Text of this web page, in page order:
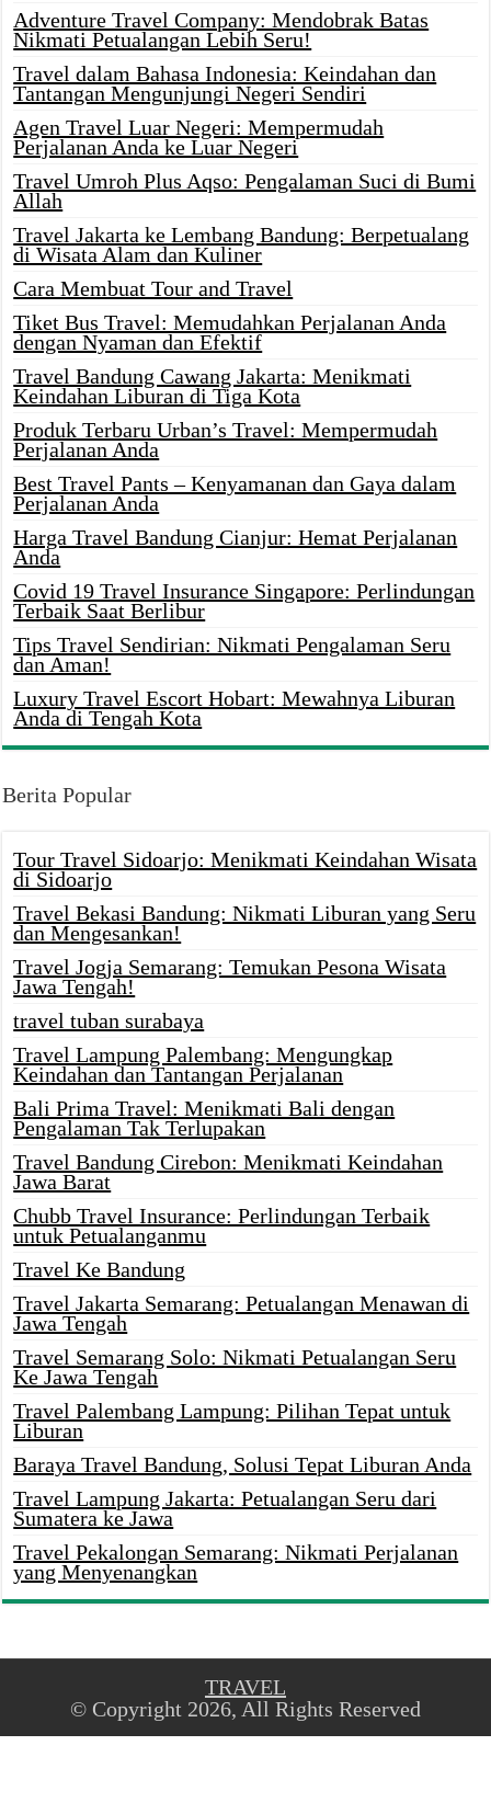
Adventure Travel Company: Mendobrak Batas
Nikmati Petualangan Lebih Seru!
Travel dalam Bahasa Indonesia: Keindahan dan
Tantangan Mengunjungi Negeri Sendiri
Agen Travel Luar Negeri: Mempermudah
Perjalanan Anda ke Luar Negeri
Travel Umroh Plus Aqso: Pengalaman Suci di Bumi
Allah
Travel Jakarta ke Lembang Bandung: Berpetualang
di Wisata Alam dan Kuliner
Cara Membuat Tour and Travel
Tiket Bus Travel: Memudahkan Perjalanan Anda
dengan Nyaman dan Efektif
Travel Bandung Cawang Jakarta: Menikmati
Keindahan Liburan di Tiga Kota
Produk Terbaru Urban’s Travel: Mempermudah
Perjalanan Anda
Best Travel Pants – Kenyamanan dan Gaya dalam
Perjalanan Anda
Harga Travel Bandung Cianjur: Hemat Perjalanan
Anda
Covid 19 Travel Insurance Singapore: Perlindungan
Terbaik Saat Berlibur
Tips Travel Sendirian: Nikmati Pengalaman Seru
dan Aman!
Luxury Travel Escort Hobart: Mewahnya Liburan
Anda di Tengah Kota
Berita Popular
Tour Travel Sidoarjo: Menikmati Keindahan Wisata
di Sidoarjo
Travel Bekasi Bandung: Nikmati Liburan yang Seru
dan Mengesankan!
Travel Jogja Semarang: Temukan Pesona Wisata
Jawa Tengah!
travel tuban surabaya
Travel Lampung Palembang: Mengungkap
Keindahan dan Tantangan Perjalanan
Bali Prima Travel: Menikmati Bali dengan
Pengalaman Tak Terlupakan
Travel Bandung Cirebon: Menikmati Keindahan
Jawa Barat
Chubb Travel Insurance: Perlindungan Terbaik
untuk Petualanganmu
Travel Ke Bandung
Travel Jakarta Semarang: Petualangan Menawan di
Jawa Tengah
Travel Semarang Solo: Nikmati Petualangan Seru
Ke Jawa Tengah
Travel Palembang Lampung: Pilihan Tepat untuk
Liburan
Baraya Travel Bandung, Solusi Tepat Liburan Anda
Travel Lampung Jakarta: Petualangan Seru dari
Sumatera ke Jawa
Travel Pekalongan Semarang: Nikmati Perjalanan
yang Menyenangkan
TRAVEL
© Copyright 2026, All Rights Reserved